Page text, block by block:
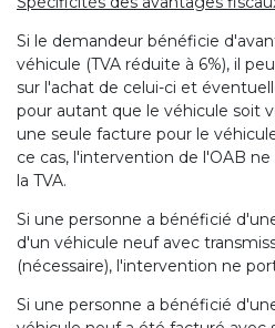
Si le demandeur bénéficie
véhicule (TVA réduite à 6%), il
sur l'achat de celui-ci et
pour autant que le véhicule soit
une seule facture pour le
ce cas, l'intervention de l'OAB
la TVA.
Si une personne a bénéficié
d'un véhicule neuf avec
(nécessaire), l'intervention ne
Si une personne a bénéficié